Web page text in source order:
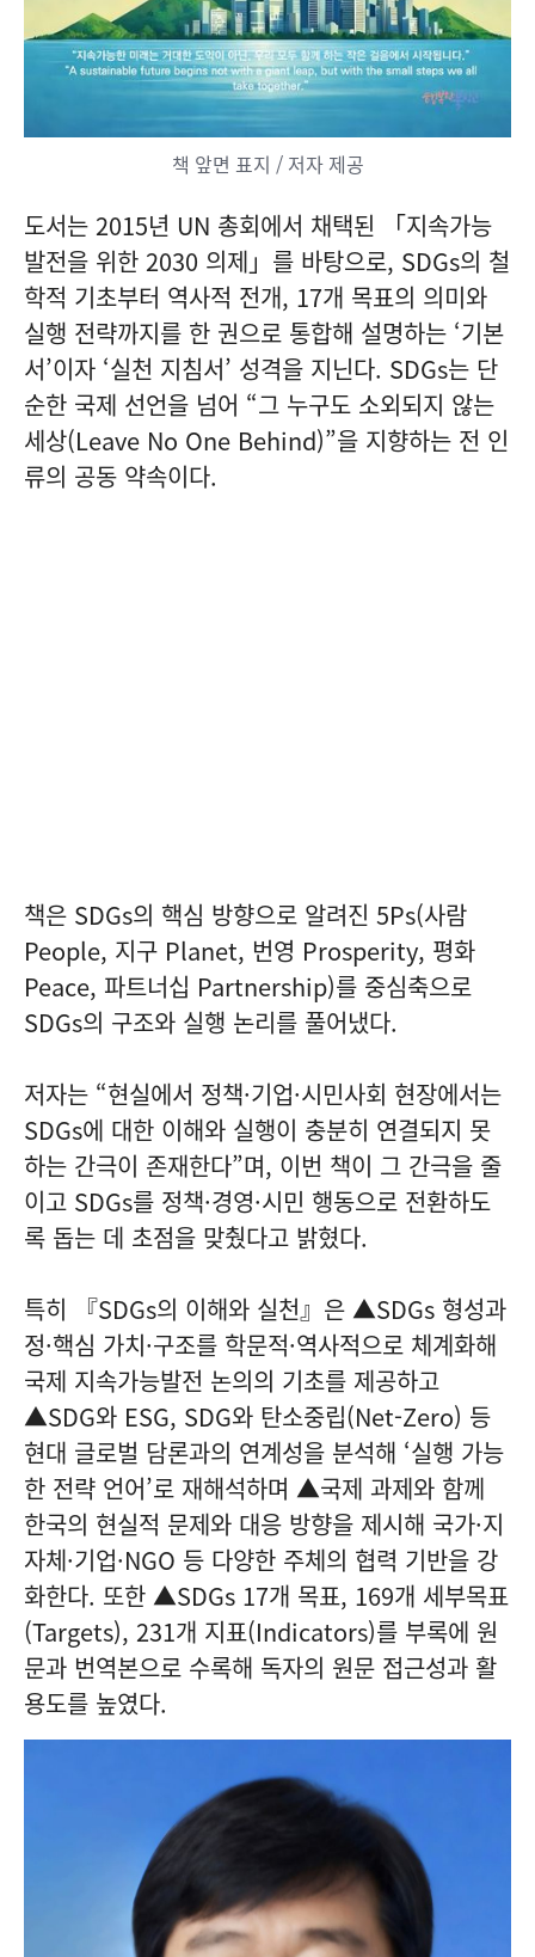
책 앞면 표지 / 저자 제공
도서는 2015년 UN 총회에서 채택된 「지속가능
발전을 위한 2030 의제」를 바탕으로, SDGs의 철
학적 기초부터 역사적 전개, 17개 목표의 의미와
실행 전략까지를 한 권으로 통합해 설명하는 ‘기본
서’이자 ‘실천 지침서’ 성격을 지닌다. SDGs는 단
순한 국제 선언을 넘어 “그 누구도 소외되지 않는
세상(Leave No One Behind)”을 지향하는 전 인
류의 공동 약속이다.
책은 SDGs의 핵심 방향으로 알려진 5Ps(사람
People, 지구 Planet, 번영 Prosperity, 평화
Peace, 파트너십 Partnership)를 중심축으로
SDGs의 구조와 실행 논리를 풀어냈다.
저자는 “현실에서 정책·기업·시민사회 현장에서는
SDGs에 대한 이해와 실행이 충분히 연결되지 못
하는 간극이 존재한다”며, 이번 책이 그 간극을 줄
이고 SDGs를 정책·경영·시민 행동으로 전환하도
록 돕는 데 초점을 맞췄다고 밝혔다.
특히 『SDGs의 이해와 실천』은 ▲SDGs 형성과
정·핵심 가치·구조를 학문적·역사적으로 체계화해
국제 지속가능발전 논의의 기초를 제공하고
▲SDG와 ESG, SDG와 탄소중립(Net-Zero) 등
현대 글로벌 담론과의 연계성을 분석해 ‘실행 가능
한 전략 언어’로 재해석하며 ▲국제 과제와 함께
한국의 현실적 문제와 대응 방향을 제시해 국가·지
자체·기업·NGO 등 다양한 주체의 협력 기반을 강
화한다. 또한 ▲SDGs 17개 목표, 169개 세부목표
(Targets), 231개 지표(Indicators)를 부록에 원
문과 번역본으로 수록해 독자의 원문 접근성과 활
용도를 높였다.